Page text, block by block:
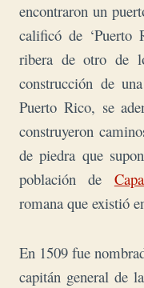
encontraron un
calificó de ‘Puerto
ribera de otro de
construcción de
Puerto Rico, se
construyeron
de piedra que
población de
romana que existió
En 1509 fue
capitán general de